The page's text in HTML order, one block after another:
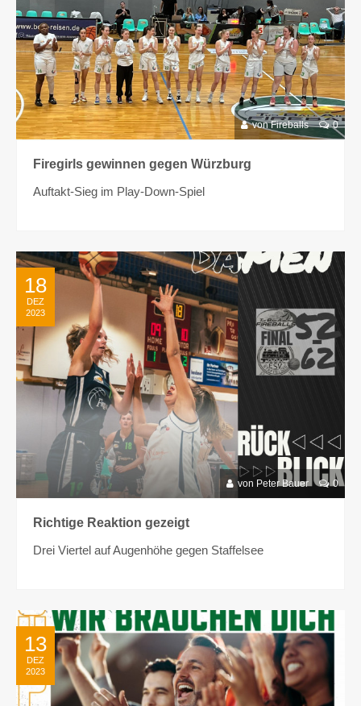
von Fireballs 0
Firegirls gewinnen gegen Würzburg
Auftakt-Sieg im Play-Down-Spiel
18
DEZ
2023
von Peter Bauer 0
Richtige Reaktion gezeigt
Drei Viertel auf Augenhöhe gegen Staffelsee
13
DEZ
2023